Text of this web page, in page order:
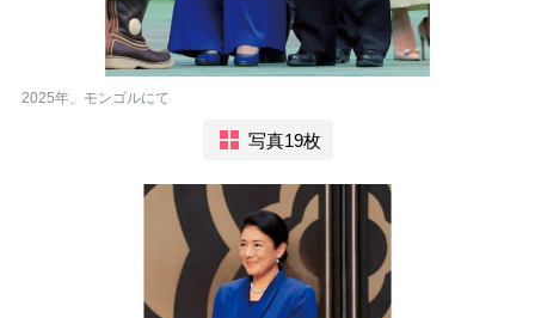
2025年、モンゴルにて
写真19枚